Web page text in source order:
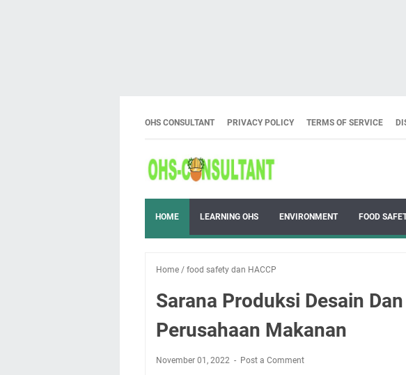
OHS CONSULTANT PRIVACY POLICY TERMS OF SERVICE
HOME LEARNING OHS ENVIRONMENT FOOD
Home / food safety dan HACCP
Sarana Produksi Desain
Perusahaan Makanan
November 01, 2022 Post a Comment